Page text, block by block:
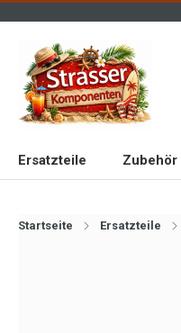
Ersatzteile Zubehör
Startseite Ersatzteile